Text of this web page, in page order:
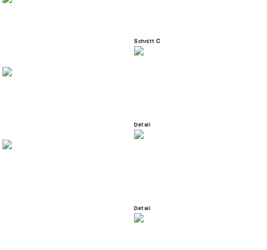
Schnitt C
Detail
Detail